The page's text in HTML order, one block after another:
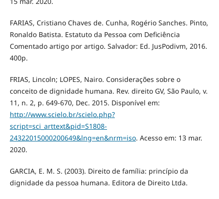
FARIAS, Cristiano Chaves de. Cunha, Rogério Sanches. Pinto,
Ronaldo Batista. Estatuto da Pessoa com Deficiência
Comentado artigo por artigo. Salvador: Ed. JusPodivm, 2016.
400p.
FRIAS, Lincoln; LOPES, Nairo. Considerações sobre o
conceito de dignidade humana. Rev. direito GV, São Paulo, v.
11, n. 2, p. 649-670, Dec. 2015. Disponível em:
http://www.scielo.br/scielo.php?
script=sci_arttext&pid=S1808-
24322015000200649&lng=en&nrm=iso. Acesso em: 13 mar.
2020.
GARCIA, E. M. S. (2003). Direito de família: princípio da
dignidade da pessoa humana. Editora de Direito Ltda.